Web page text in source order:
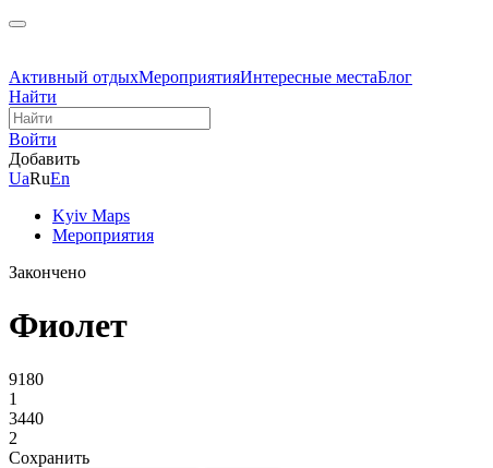
Активный отдыхМероприятияИнтересные местаБлог
Найти
Войти
Добавить
UaRuEn
Kyiv Maps
Мероприятия
Закончено
Фиолет
9180
1
3440
2
Сохранить